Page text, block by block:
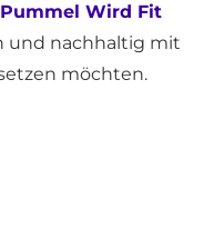
Wird Fit
und nachhaltig mit
möchten.